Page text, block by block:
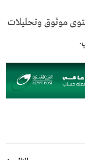
موثوق وتحليلات